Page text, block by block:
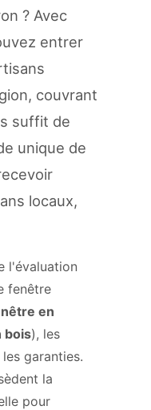
? Avec
entrer
couvrant
suffit de
unique de
locaux,
l'évaluation
fenêtre
en
bois), les
garanties.
la
pour